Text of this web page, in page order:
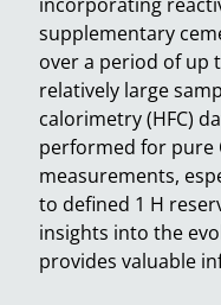
supplementary
over a period of up
relatively large
calorimetry (HFC)
performed for pure
measurements,
to defined 1 H
insights into the
provides valuable